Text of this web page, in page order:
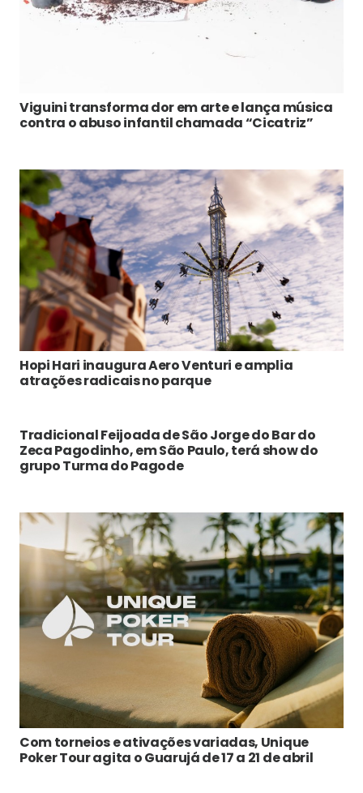
Viguini transforma dor em arte e lança música
contra o abuso infantil chamada “Cicatriz”
Hopi Hari inaugura Aero Venturi e amplia
atrações radicais no parque
Tradicional Feijoada de São Jorge do Bar do
Zeca Pagodinho, em São Paulo, terá show do
grupo Turma do Pagode
Com torneios e ativações variadas, Unique
Poker Tour agita o Guarujá de 17 a 21 de abril